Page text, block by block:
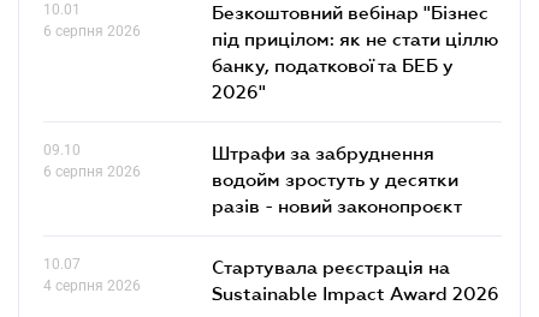
10.01
6 серпня 2026
Безкоштовний вебінар "Бізнес
під прицілом: як не стати ціллю
банку, податкової та БЕБ у
2026"
09.10
6 серпня 2026
Штрафи за забруднення
водойм зростуть у десятки
разів - новий законопроєкт
10.07
4 серпня 2026
Стартувала реєстрація на
Sustainable Impact Award 2026